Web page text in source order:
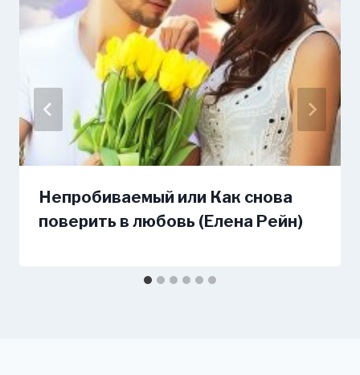
Непробиваемый или Как снова
поверить в любовь (Елена Рейн)